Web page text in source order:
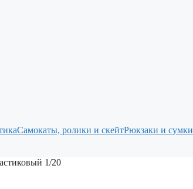
Самокаты, ролики и скейтРюкзаки и сумки
1/20